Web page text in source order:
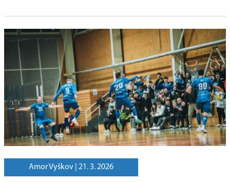
Amor Vyškov | 21. 3. 2026